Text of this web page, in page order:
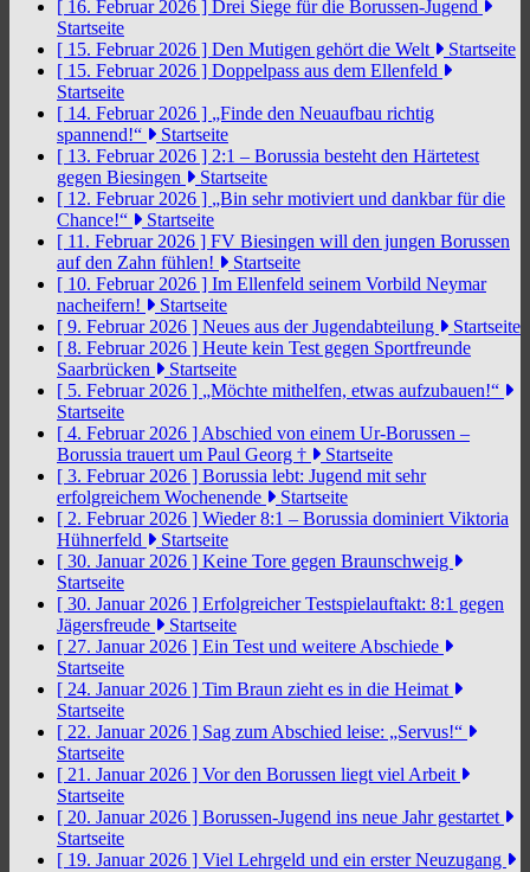
[ 16. Februar 2026 ] Drei Siege für die Borussen-Jugend
Startseite
[ 15. Februar 2026 ] Den Mutigen gehört die Welt
Startseite
[ 15. Februar 2026 ] Doppelpass aus dem Ellenfeld
Startseite
[ 14. Februar 2026 ] „Finde den Neuaufbau richtig
spannend!“
Startseite
[ 13. Februar 2026 ] 2:1 – Borussia besteht den Härtetest
gegen Biesingen
Startseite
[ 12. Februar 2026 ] „Bin sehr motiviert und dankbar für die
Chance!“
Startseite
[ 11. Februar 2026 ] FV Biesingen will den jungen Borussen
auf den Zahn fühlen!
Startseite
[ 10. Februar 2026 ] Im Ellenfeld seinem Vorbild Neymar
nacheifern!
Startseite
[ 9. Februar 2026 ] Neues aus der Jugendabteilung
Startseite
[ 8. Februar 2026 ] Heute kein Test gegen Sportfreunde
Saarbrücken
Startseite
[ 5. Februar 2026 ] „Möchte mithelfen, etwas aufzubauen!“
Startseite
[ 4. Februar 2026 ] Abschied von einem Ur-Borussen –
Borussia trauert um Paul Georg †
Startseite
[ 3. Februar 2026 ] Borussia lebt: Jugend mit sehr
erfolgreichem Wochenende
Startseite
[ 2. Februar 2026 ] Wieder 8:1 – Borussia dominiert Viktoria
Hühnerfeld
Startseite
[ 30. Januar 2026 ] Keine Tore gegen Braunschweig
Startseite
[ 30. Januar 2026 ] Erfolgreicher Testspielauftakt: 8:1 gegen
Jägersfreude
Startseite
[ 27. Januar 2026 ] Ein Test und weitere Abschiede
Startseite
[ 24. Januar 2026 ] Tim Braun zieht es in die Heimat
Startseite
[ 22. Januar 2026 ] Sag zum Abschied leise: „Servus!“
Startseite
[ 21. Januar 2026 ] Vor den Borussen liegt viel Arbeit
Startseite
[ 20. Januar 2026 ] Borussen-Jugend ins neue Jahr gestartet
Startseite
[ 19. Januar 2026 ] Viel Lehrgeld und ein erster Neuzugang